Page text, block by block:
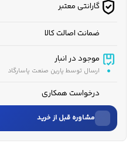
گارانتی معتبر
ضمانت اصالت کالا
موجود در انبار
ارسال توسط پارین صنعت پاسارگاد
درخواست همکاری
مشاوره قبل از خرید
نام